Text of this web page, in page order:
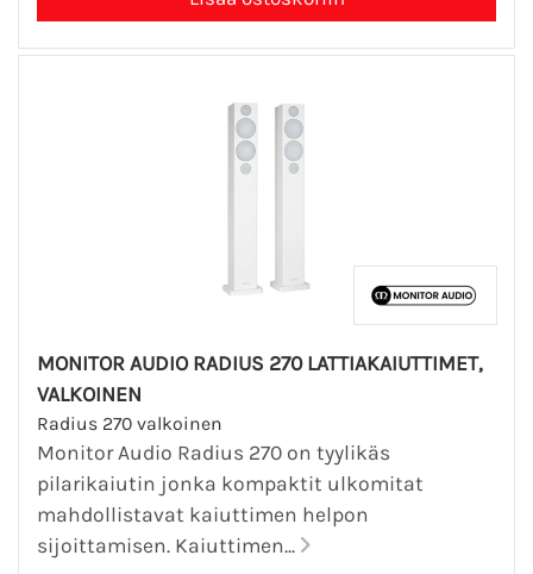
MONITOR AUDIO RADIUS 270 LATTIAKAIUTTIMET,
VALKOINEN
Radius 270 valkoinen
Monitor Audio Radius 270 on tyylikäs
pilarikaiutin jonka kompaktit ulkomitat
mahdollistavat kaiuttimen helpon
sijoittamisen. Kaiuttimen...